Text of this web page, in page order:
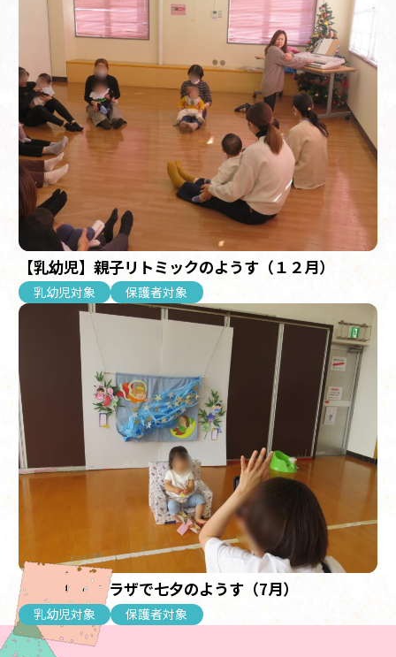
【乳幼児】親子リトミックのようす（１２月）
乳幼児対象 保護者対象
【乳幼児】プラザで七夕のようす（7月）
乳幼児対象 保護者対象